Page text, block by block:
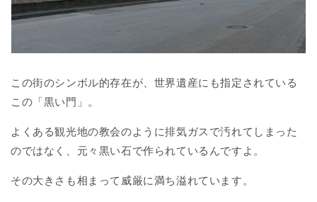
この街のシンボル的存在が、世界遺産にも指定されている
この「黒い門」。
よくある観光地の教会のように排気ガスで汚れてしまった
のではなく、元々黒い石で作られているんですよ。
その大きさも相まって威厳に満ち溢れています。